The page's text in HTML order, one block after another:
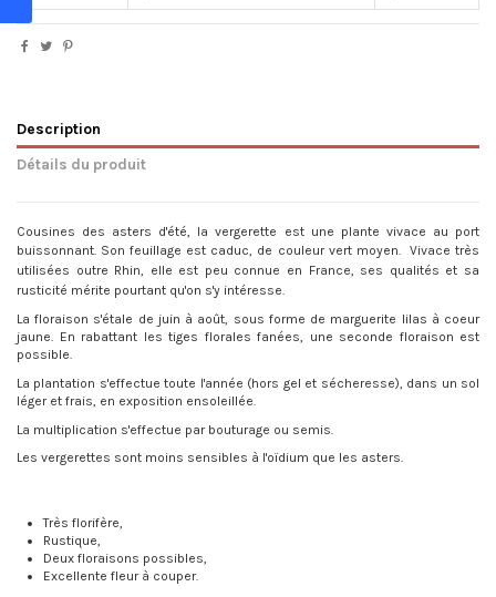
Description
Détails du produit
Cousines des asters d'été, la vergerette est une plante vivace au port
buissonnant. Son feuillage est caduc, de couleur vert moyen. Vivace très
utilisées outre Rhin, elle est peu connue en France, ses qualités et sa
rusticité mérite pourtant qu'on s'y intéresse.
La floraison s'étale de juin à août, sous forme de marguerite lilas à coeur
jaune. En rabattant les tiges florales fanées, une seconde floraison est
possible.
La plantation s'effectue toute l'année (hors gel et sécheresse), dans un sol
léger et frais, en exposition ensoleillée.
La multiplication s'effectue par bouturage ou semis.
Les vergerettes sont moins sensibles à l'oïdium que les asters.
Très florifère,
Rustique,
Deux floraisons possibles,
Excellente fleur à couper.